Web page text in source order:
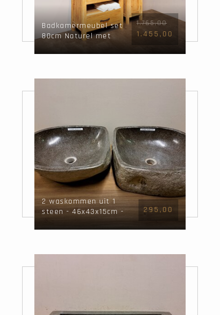
Badkamermeubel set
80cm Naturel met
waskom, kast &
spiegel
1.765,00
1.455,00
2 waskommen uit 1
steen - 46x43x15cm -
295,00